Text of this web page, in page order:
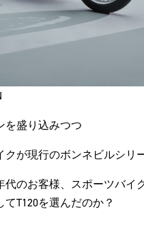
を盛り込みつつ
が現行のボンネビルシリ
代のお客様、スポーツバイ
T120を選んだのか？